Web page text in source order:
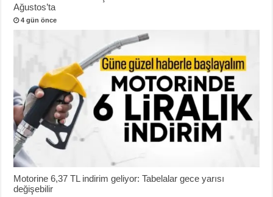
Ağustos’ta
4 gün önce
Motorine 6,37 TL indirim geliyor: Tabelalar gece yarısı
değişebilir